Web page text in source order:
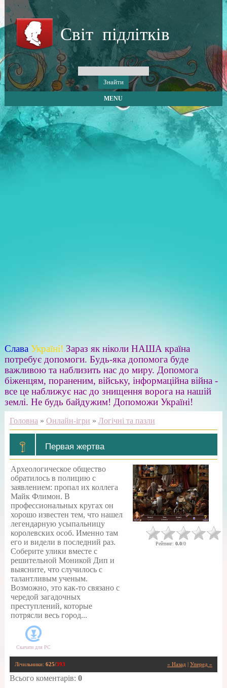
Світ підлітків
MENU
Слава Україні! Зараз як ніколи НАША країна
потребує допомоги. Будь-яка допомога буде
важливою та наблизить нас до миру. Допомога
біженцям, пораненим, війську, інформаційна війна -
все це наближує нас до знищення ворога на нашій
землі. Не будь байдужим! Допоможи Україні!
Головна » Онлайн-ігри » Логічні та пазли
Первая жертва
Археологическое общество
обратилось в полицию с
заявлением: пропал их коллега
Майк Флимон. В
профессиональных кругах он
хорошо известен тем, что нашел
легендарную усыпальницу
королевских особ. Именно там
его и видели в последний раз.
Соберите улики вместе с
решительной Моникой Дип и
выясните, что случилось с
талантливым ученым.
Возможно, это как-то связано с
чередой загадочных
преступлений, которые
потрясли весь город...
Скачати для PC
Рейтинг: 0.0/0
« Назад Уперед »
Лічильники: 625/393
Всього коментарів: 0